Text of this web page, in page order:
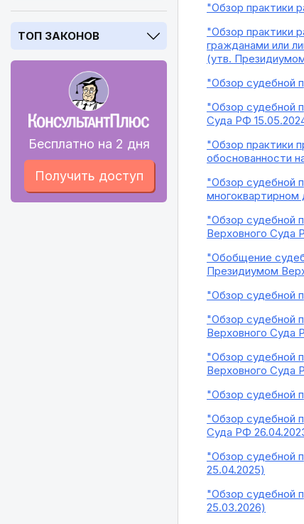
ТОП ЗАКОНОВ
Бесплатно на 2 дня
Получить доступ
"Обзор практики
"Обзор практики
гражданами или
(утв.
"Обзор судебной
"Обзор судебной
Суда РФ
"Обзор практики
обоснованности
"Обзор судебной
многоквартирном
"Обзор судебной
Верховного Суда
"Обобщение
Президиумом
"Обзор судебной
"Обзор судебной
Верховного Суда
"Обзор судебной
Верховного Суда
"Обзор судебной
"Обзор судебной
Суда РФ
"Обзор судебной
25.04.2025)
"Обзор судебной
25.03.2026)